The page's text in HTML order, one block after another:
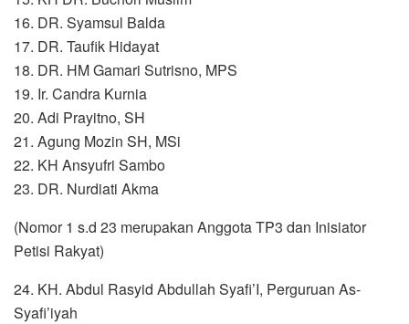
16. DR. Syamsul Balda
17. DR. Taufik Hidayat
18. DR. HM Gamari Sutrisno, MPS
19. Ir. Candra Kurnia
20. Adi Prayitno, SH
21. Agung Mozin SH, MSi
22. KH Ansyufri Sambo
23. DR. Nurdiati Akma
(Nomor 1 s.d 23 merupakan Anggota TP3 dan Inisiator
Petisi Rakyat)
24. KH. Abdul Rasyid Abdullah Syafi’I, Perguruan As-
Syafi’iyah